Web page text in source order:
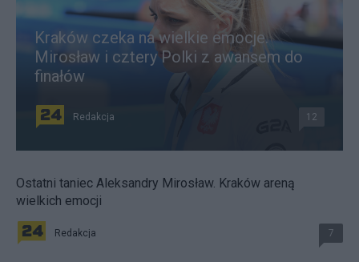
Kraków czeka na wielkie emocje.
Mirosław i cztery Polki z awansem do
finałów
Redakcja 12
Ostatni taniec Aleksandry Mirosław. Kraków areną
wielkich emocji
Redakcja 7